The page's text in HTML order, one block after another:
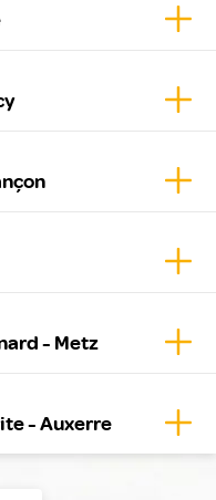
- Metz
- Auxerre